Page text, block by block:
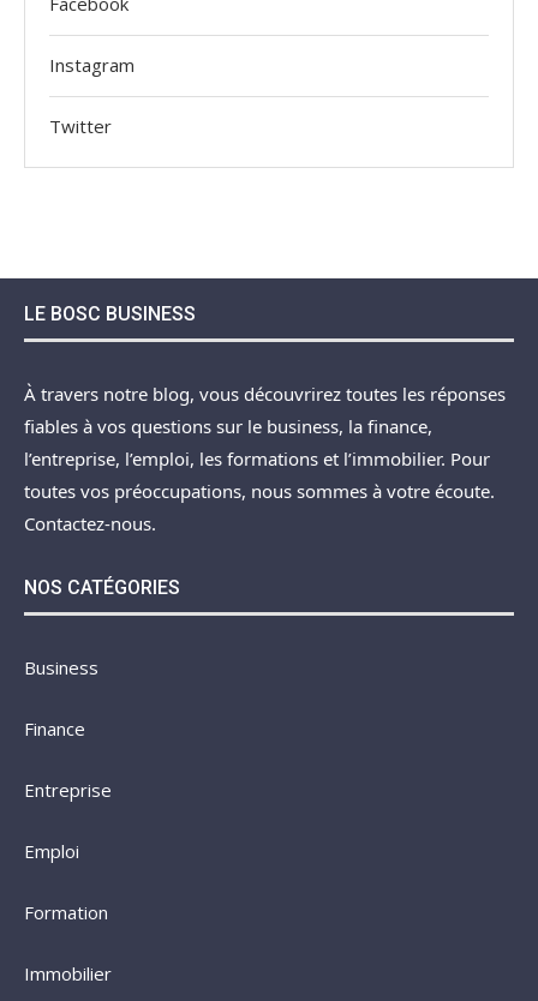
Instagram
Twitter
LE BOSC BUSINESS
À travers notre blog, vous découvrirez toutes les réponses
fiables à vos questions sur le business, la finance,
l’entreprise, l’emploi, les formations et l’immobilier. Pour
toutes vos préoccupations, nous sommes à votre écoute.
Contactez-nous.
NOS CATÉGORIES
Business
Finance
Entreprise
Emploi
Formation
Immobilier